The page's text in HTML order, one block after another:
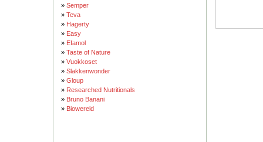
» Semper
» Teva
» Hagerty
» Easy
» Efamol
» Taste of Nature
» Vuokkoset
» Slakkenwonder
» Gloup
» Researched Nutritionals
» Bruno Banani
» Biowereld